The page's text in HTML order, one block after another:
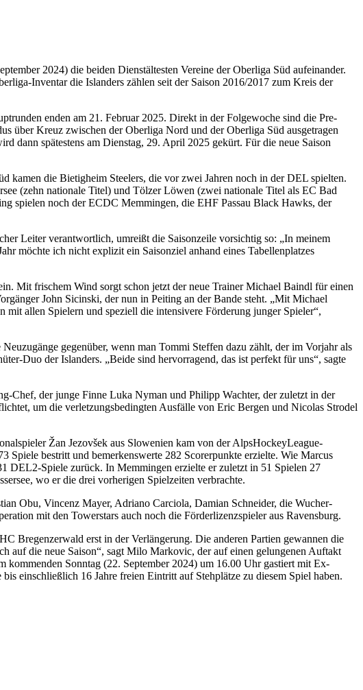
2024) die beiden Dienstältesten Vereine der Oberliga Süd aufeinander.
Inventar die Islanders zählen seit der Saison 2016/2017 zum Kreis der
enden am 21. Februar 2025. Direkt in der Folgewoche sind die Pre-
über Kreuz zwischen der Oberliga Nord und der Oberliga Süd ausgetragen
dann spätestens am Dienstag, 29. April 2025 gekürt. Für die neue Saison
kamen die Bietigheim Steelers, die vor zwei Jahren noch in der DEL spielten.
(zehn nationale Titel) und Tölzer Löwen (zwei nationale Titel als EC Bad
spielen noch der ECDC Memmingen, die EHF Passau Black Hawks, der
Leiter verantwortlich, umreißt die Saisonzeile vorsichtig so: „In meinem
möchte ich nicht explizit ein Saisonziel anhand eines Tabellenplatzes
Mit frischem Wind sorgt schon jetzt der neue Trainer Michael Baindl für einen
John Sicinski, der nun in Peiting an der Bande steht. „Mit Michael
allen Spielern und speziell die intensivere Förderung junger Spieler“,
gegenüber, wenn man Tommi Steffen dazu zählt, der im Vorjahr als
Duo der Islanders. „Beide sind hervorragend, das ist perfekt für uns“, sagte
Chef, der junge Finne Luka Nyman und Philipp Wachter, der zuletzt in der
um die verletzungsbedingten Ausfälle von Eric Bergen und Nicolas Strodel
Žan Jezovšek aus Slowenien kam von der AlpsHockeyLeague-
Spiele bestritt und bemerkenswerte 282 Scorerpunkte erzielte. Wie Marcus
DEL2-Spiele zurück. In Memmingen erzielte er zuletzt in 51 Spielen 27
wo er die drei vorherigen Spielzeiten verbrachte.
Obu, Vincenz Mayer, Adriano Carciola, Damian Schneider, die Wucher-
mit den Towerstars auch noch die Förderlizenzspieler aus Ravensburg.
Bregenzerwald erst in der Verlängerung. Die anderen Partien gewannen die
auf die neue Saison“, sagt Milo Markovic, der auf einen gelungenen Auftakt
Sonntag (22. September 2024) um 16.00 Uhr gastiert mit Ex-
einschließlich 16 Jahre freien Eintritt auf Stehplätze zu diesem Spiel haben.